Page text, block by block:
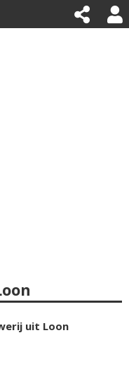
uit Loon